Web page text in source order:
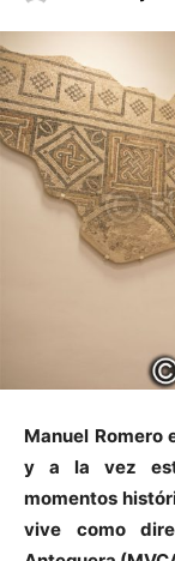
Manuel Romero
y a la vez
momentos
vive como